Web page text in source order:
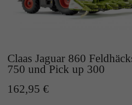
Claas Jaguar 860
750 und Pick up 300
162,95 €